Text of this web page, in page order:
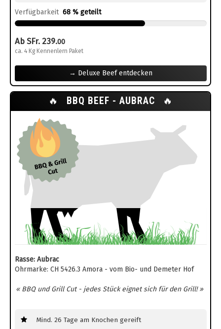
Verfügbarkeit 68 % geteilt
Ab SFr. 239.00
ca. 4 Kg Kennenlern Paket
→ Deluxe Beef entdecken
🔥 BBQ BEEF - AUBRAC 🔥
Rasse: Aubrac
Ohrmarke: CH 5426.3 Amora - vom Bio- und Demeter Hof
« BBQ und Grill Cut - jedes Stück eignet sich für den Grill! »
Mind. 26 Tage am Knochen gereift